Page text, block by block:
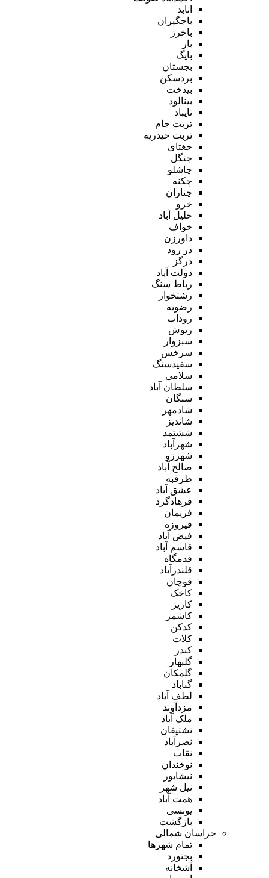
انابد
باجگیران
باخرز
بار
بایگ
بجستان
بردسکن
بیدخت
بینالود
تایباد
تربت جام
تربت حیدریه
جغتای
جنگل
چاشلو
چکنه
چناران
خرو
خلیل آباد
خواف
داورزن
در رود
درگز
دولت آباد
رباط سنگ
رشتخوار
رضویه
روداب
ریوش
سبزوار
سرخس
سفیدسنگ
سلامی
سلطان آباد
سنگان
شادمهر
شاندیز
ششتمد
شهرآباد
شهرزو
صالح آباد
طرقبه
عشق آباد
فرهادگرد
فریمان
فیروزه
فیض آباد
قاسم آباد
قدمگاه
قلندرآباد
قوچان
کاخک
کاریز
کاشمر
کدکن
کلات
کندر
گلبهار
گلمکان
گناباد
لطف آباد
مزدآوند
ملک آباد
نشتیفان
نصرآباد
نقاب
نوخندان
نیشابور
نیل شهر
همت آباد
یونسی
بازگشت
خراسان شمالی
تمام شهر‌ها
بجنورد
آشخانه